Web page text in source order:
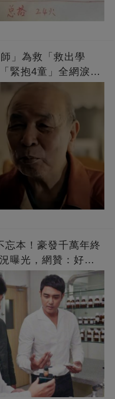
」為救「救出學
緊抱4童」全網淚
忘本！豪發千萬年終
曝光，網贊：好老